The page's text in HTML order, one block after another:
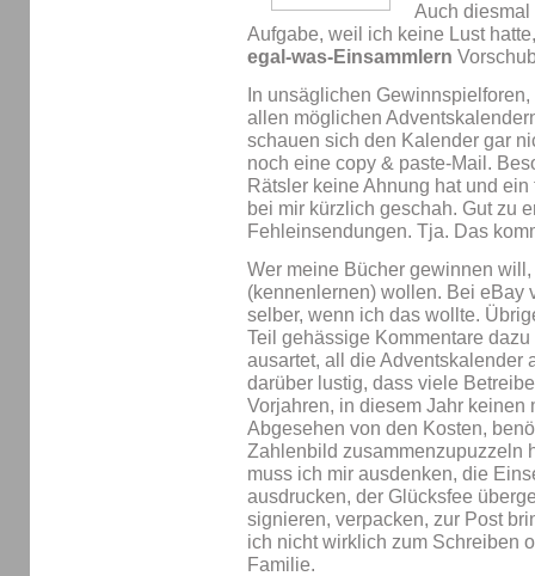
Auch
Aufgabe, weil ich keine Lust
egal-was-Einsammlern
In unsäglichen
allen möglichen
schauen sich den Kalender gar
noch eine copy & paste-Mail.
Rätsler keine Ahnung hat und
bei mir kürzlich geschah. Gut zu
Fehleinsendungen. Tja. Das
Wer meine Bücher gewinnen
(kennenlernen) wollen. Bei eBay
selber, wenn ich das wollte.
Teil gehässige Kommentare
ausartet, all die Adventskalender
darüber lustig, dass viele
Vorjahren, in diesem Jahr keinen
Abgesehen von den Kosten,
Zahlenbild zusammenzupuzzeln
muss ich mir ausdenken, die
ausdrucken, der Glücksfee
signieren, verpacken, zur Post
ich nicht wirklich zum Schreiben
Familie.